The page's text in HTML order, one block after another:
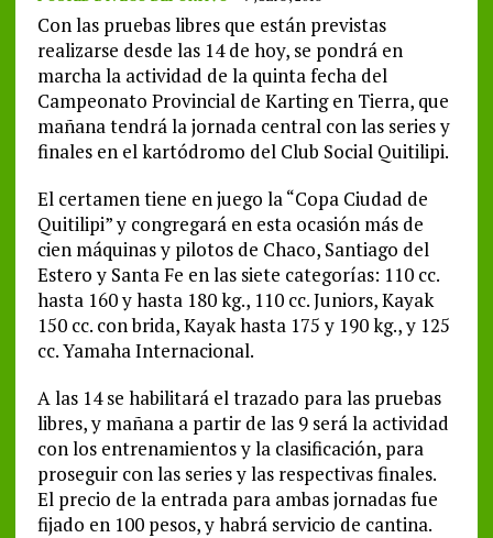
Con las pruebas libres que están previstas
realizarse desde las 14 de hoy, se pondrá en
marcha la actividad de la quinta fecha del
Campeonato Provincial de Karting en Tierra, que
mañana tendrá la jornada central con las series y
finales en el kartódromo del Club Social Quitilipi.
El certamen tiene en juego la “Copa Ciudad de
Quitilipi” y congregará en esta ocasión más de
cien máquinas y pilotos de Chaco, Santiago del
Estero y Santa Fe en las siete categorías: 110 cc.
hasta 160 y hasta 180 kg., 110 cc. Juniors, Kayak
150 cc. con brida, Kayak hasta 175 y 190 kg., y 125
cc. Yamaha Internacional.
A las 14 se habilitará el trazado para las pruebas
libres, y mañana a partir de las 9 será la actividad
con los entrenamientos y la clasificación, para
proseguir con las series y las respectivas finales.
El precio de la entrada para ambas jornadas fue
fijado en 100 pesos, y habrá servicio de cantina.